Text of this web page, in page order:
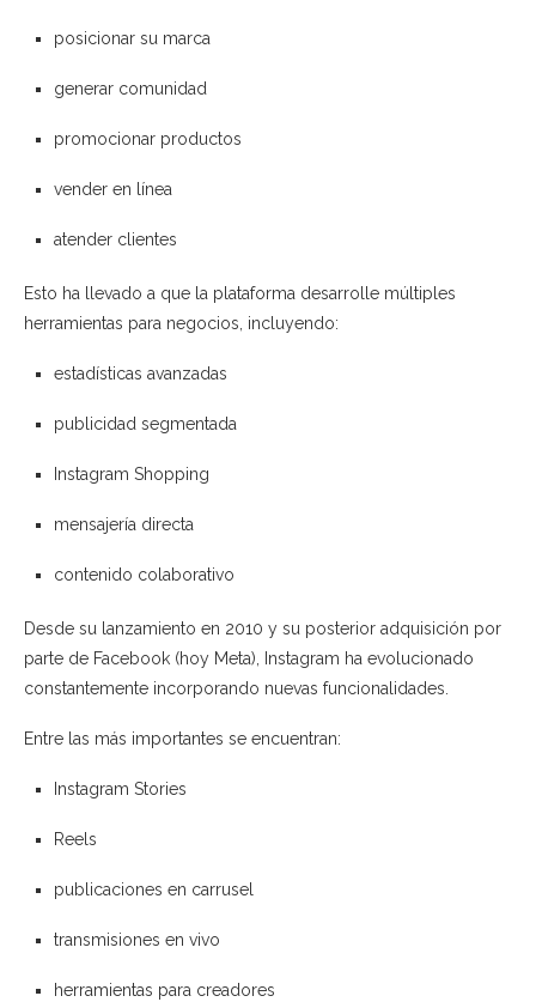
posicionar su marca
generar comunidad
promocionar productos
vender en línea
atender clientes
Esto ha llevado a que la plataforma desarrolle múltiples
herramientas para negocios, incluyendo:
estadísticas avanzadas
publicidad segmentada
Instagram Shopping
mensajería directa
contenido colaborativo
Desde su lanzamiento en 2010 y su posterior adquisición por
parte de Facebook (hoy Meta), Instagram ha evolucionado
constantemente incorporando nuevas funcionalidades.
Entre las más importantes se encuentran:
Instagram Stories
Reels
publicaciones en carrusel
transmisiones en vivo
herramientas para creadores